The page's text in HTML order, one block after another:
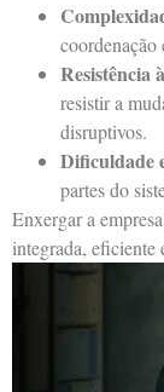
coordenação
Resistência
resistir a
disruptivos.
Dificuldade
partes do
Enxergar a
integrada, eficiente